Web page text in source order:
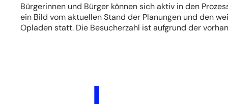
Bürgerinnen und Bürger können sich aktiv in den
ein Bild vom aktuellen Stand der Planungen und den
Opladen statt. Die Besucherzahl ist aufgrund der